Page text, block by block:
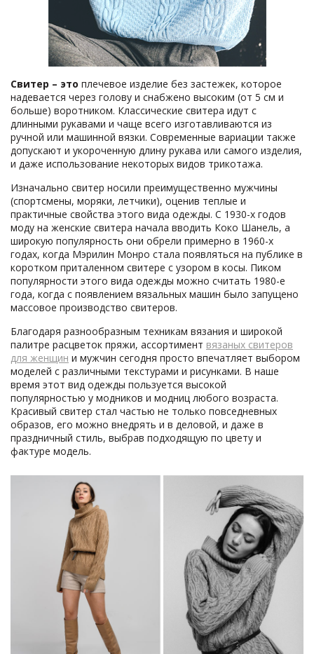
Свитер – это плечевое изделие без застежек, которое
надевается через голову и снабжено высоким (от 5 см и
больше) воротником. Классические свитера идут с
длинными рукавами и чаще всего изготавливаются из
ручной или машинной вязки. Современные вариации также
допускают и укороченную длину рукава или самого изделия,
и даже использование некоторых видов трикотажа.
Изначально свитер носили преимущественно мужчины
(спортсмены, моряки, летчики), оценив теплые и
практичные свойства этого вида одежды. С 1930-х годов
моду на женские свитера начала вводить Коко Шанель, а
широкую популярность они обрели примерно в 1960-х
годах, когда Мэрилин Монро стала появляться на публике в
коротком приталенном свитере с узором в косы. Пиком
популярности этого вида одежды можно считать 1980-е
года, когда с появлением вязальных машин было запущено
массовое производство свитеров.
Благодаря разнообразным техникам вязания и широкой
палитре расцветок пряжи, ассортимент вязаных свитеров
для женщин и мужчин сегодня просто впечатляет выбором
моделей с различными текстурами и рисунками. В наше
время этот вид одежды пользуется высокой
популярностью у модников и модниц любого возраста.
Красивый свитер стал частью не только повседневных
образов, его можно внедрять и в деловой, и даже в
праздничный стиль, выбрав подходящую по цвету и
фактуре модель.